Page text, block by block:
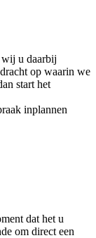
wij u daarbij
op waarin we
start het
dat het u
om direct een